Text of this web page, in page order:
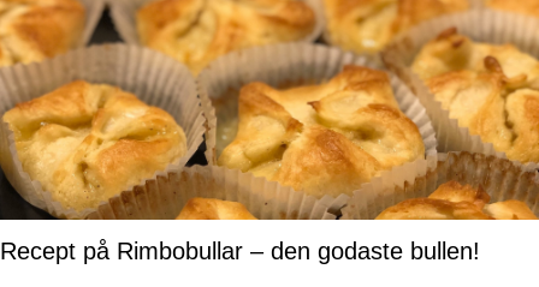
Recept på Rimbobullar – den godaste bullen!